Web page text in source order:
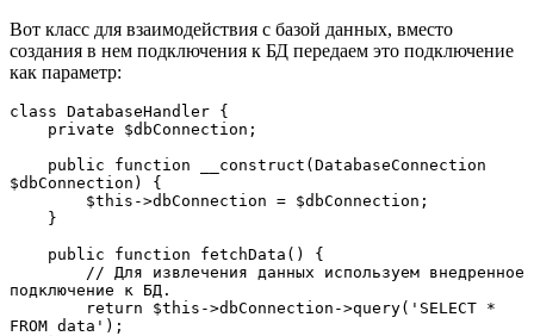
Вот класс для взаимодействия с базой данных, вместо
создания в нем подключения к БД передаем это подключение
как параметр:
class DatabaseHandler {
    private $dbConnection;
$dbConnection) {
        $this->dbConnection = $dbConnection;
    }
    public function fetchData() {
подключение к БД.
FROM data');